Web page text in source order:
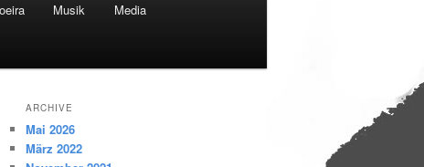
Musik Media
ARCHIVE
Mai 2026
März 2022